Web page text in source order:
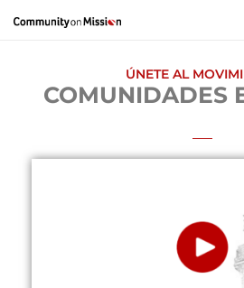
ÚNETE AL
COMUNIDADES